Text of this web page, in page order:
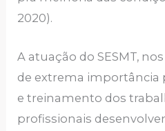
2020).
A atuação do SESMT,
de extrema importância
e treinamento dos
profissionais